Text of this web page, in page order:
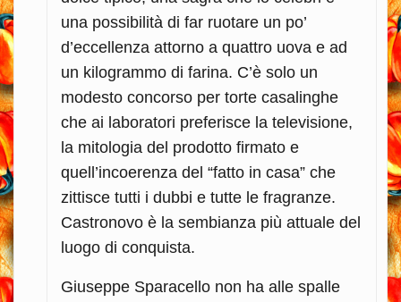
una possibilità di far ruotare un po’
d’eccellenza attorno a quattro uova e ad
un kilogrammo di farina. C’è solo un
modesto concorso per torte casalinghe
che ai laboratori preferisce la televisione,
la mitologia del prodotto firmato e
quell’incoerenza del “fatto in casa” che
zittisce tutti i dubbi e tutte le fragranze.
Castronovo è la sembianza più attuale del
luogo di conquista.
Giuseppe Sparacello non ha alle spalle